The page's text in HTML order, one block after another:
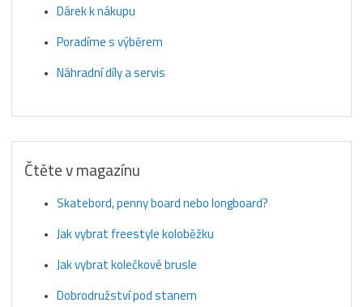
Dárek k nákupu
Poradíme s výběrem
Náhradní díly a servis
Čtěte v magazínu
Skatebord, penny board nebo longboard?
Jak vybrat freestyle koloběžku
Jak vybrat kolečkové brusle
Dobrodružství pod stanem